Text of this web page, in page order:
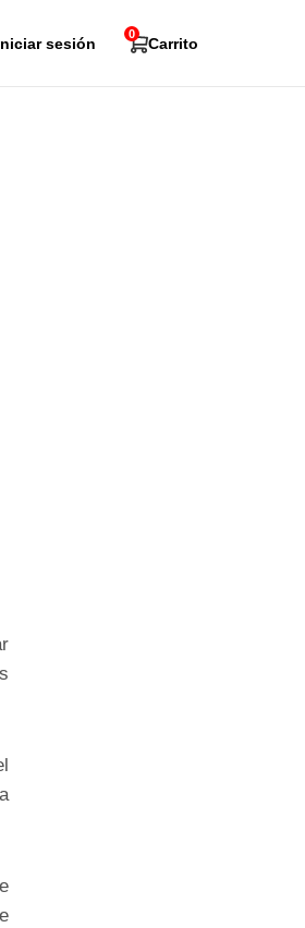
sesión Carrito
0